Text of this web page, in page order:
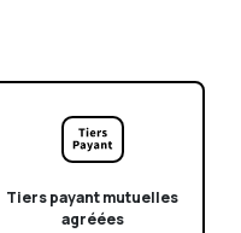
Tiers payant mutuelles
agréées